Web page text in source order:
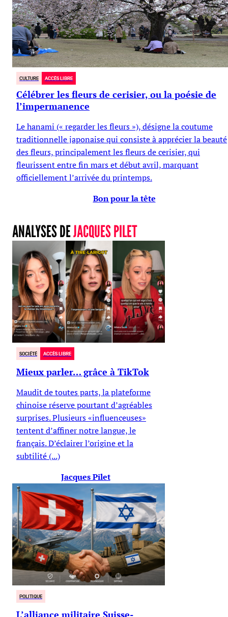
CULTURE ACCÈS LIBRE
Célébrer les fleurs de cerisier, ou la poésie de
l’impermanence
Le hanami (« regarder les fleurs »), désigne la coutume
traditionnelle japonaise qui consiste à apprécier la beauté
des fleurs, principalement les fleurs de cerisier, qui
fleurissent entre fin mars et début avril, marquant
officiellement l’arrivée du printemps.
Bon pour la tête
ANALYSES DEJACQUES PILET
SOCIÉTÉ ACCÈS LIBRE
Mieux parler… grâce à TikTok
Maudit de toutes parts, la plateforme
chinoise réserve pourtant d’agréables
surprises. Plusieurs «influenceuses»
tentent d’affiner notre langue, le
français. D’éclairer l’origine et la
subtilité (...)
Jacques Pilet
POLITIQUE
L’alliance militaire Suisse-